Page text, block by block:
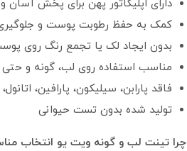
دارای اپلیکاتور پهن برای پخش آسان
کمک به حفظ رطوبت پوست و
بدون ایجاد لک یا تجمع رنگ روی
مناسب استفاده روی لب، گونه و
فاقد پارابن، سیلیکون، پارافین،
تولید شده بدون تست حیوانی
چرا تینت لب و گونه ویت یو انتخاب